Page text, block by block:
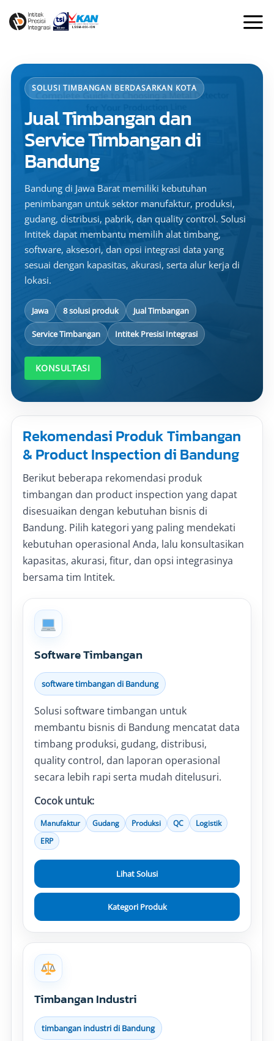
SOLUSI TIMBANGAN BERDASARKAN KOTA
Jual Timbangan dan
Service Timbangan di
Bandung
Bandung di Jawa Barat memiliki kebutuhan
penimbangan untuk sektor manufaktur, produksi,
gudang, distribusi, pabrik, dan quality control. Solusi
Intitek dapat membantu memilih alat timbang,
software, aksesori, dan opsi integrasi data yang
sesuai dengan kapasitas, akurasi, serta alur kerja di
lokasi.
Jawa 8 solusi produk Jual Timbangan
Service Timbangan Intitek Presisi Integrasi
KONSULTASI
Rekomendasi Produk Timbangan
& Product Inspection di Bandung
Berikut beberapa rekomendasi produk
timbangan dan product inspection yang dapat
disesuaikan dengan kebutuhan bisnis di
Bandung. Pilih kategori yang paling mendekati
kebutuhan operasional Anda, lalu konsultasikan
kapasitas, akurasi, fitur, dan opsi integrasinya
bersama tim Intitek.
Software Timbangan
software timbangan di Bandung
Solusi software timbangan untuk
membantu bisnis di Bandung mencatat data
timbang produksi, gudang, distribusi,
quality control, dan laporan operasional
secara lebih rapi serta mudah ditelusuri.
Cocok untuk:
Manufaktur Gudang Produksi QC
Logistik
ERP
Lihat Solusi
Kategori Produk
Timbangan Industri
timbangan industri di Bandung